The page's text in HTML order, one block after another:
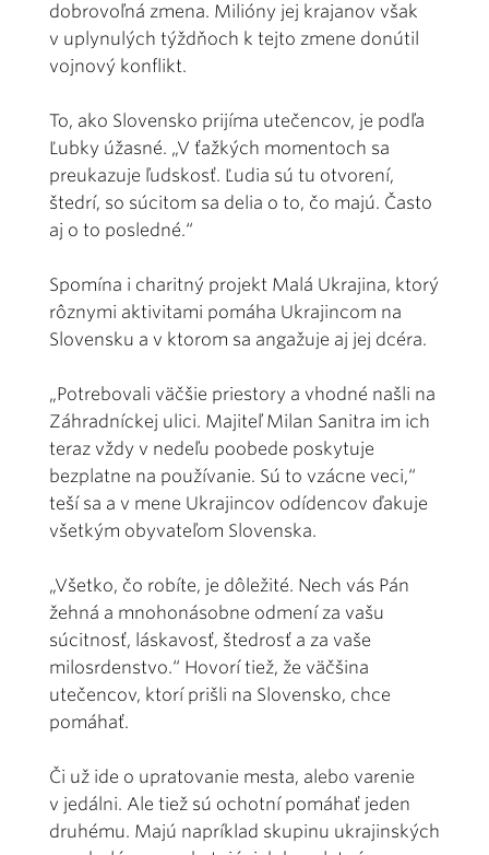
dobrovoľná zmena. Milióny jej krajanov však
v uplynulých týždňoch k tejto zmene donútil
vojnový konflikt.
To, ako Slovensko prijíma utečencov, je podľa
Ľubky úžasné. „V ťažkých momentoch sa
preukazuje ľudskosť. Ľudia sú tu otvorení,
štedrí, so súcitom sa delia o to, čo majú. Často
aj o to posledné.“
Spomína i charitný projekt Malá Ukrajina, ktorý
rôznymi aktivitami pomáha Ukrajincom na
Slovensku a v ktorom sa angažuje aj jej dcéra.
„Potrebovali väčšie priestory a vhodné našli na
Záhradníckej ulici. Majiteľ Milan Sanitra im ich
teraz vždy v nedeľu poobede poskytuje
bezplatne na používanie. Sú to vzácne veci,“
teší sa a v mene Ukrajincov odídencov ďakuje
všetkým obyvateľom Slovenska.
„Všetko, čo robíte, je dôležité. Nech vás Pán
žehná a mnohonásobne odmení za vašu
súcitnosť, láskavosť, štedrosť a za vaše
milosrdenstvo.“ Hovorí tiež, že väčšina
utečencov, ktorí prišli na Slovensko, chce
pomáhať.
Či už ide o upratovanie mesta, alebo varenie
v jedálni. Ale tiež sú ochotní pomáhať jeden
druhému. Majú napríklad skupinu ukrajinských